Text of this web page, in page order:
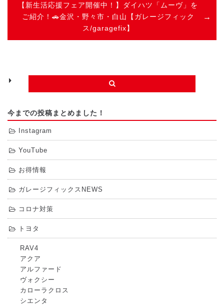
【新生活応援フェア開催中！】ダイハツ「ムーヴ」を
ご紹介！🚗金沢・野々市・白山【ガレージフィック
ス/garagefix】
今までの投稿まとめました！
Instagram
YouTube
お得情報
ガレージフィックスNEWS
コロナ対策
トヨタ
RAV4
アクア
アルファード
ヴォクシー
カローラクロス
シエンタ